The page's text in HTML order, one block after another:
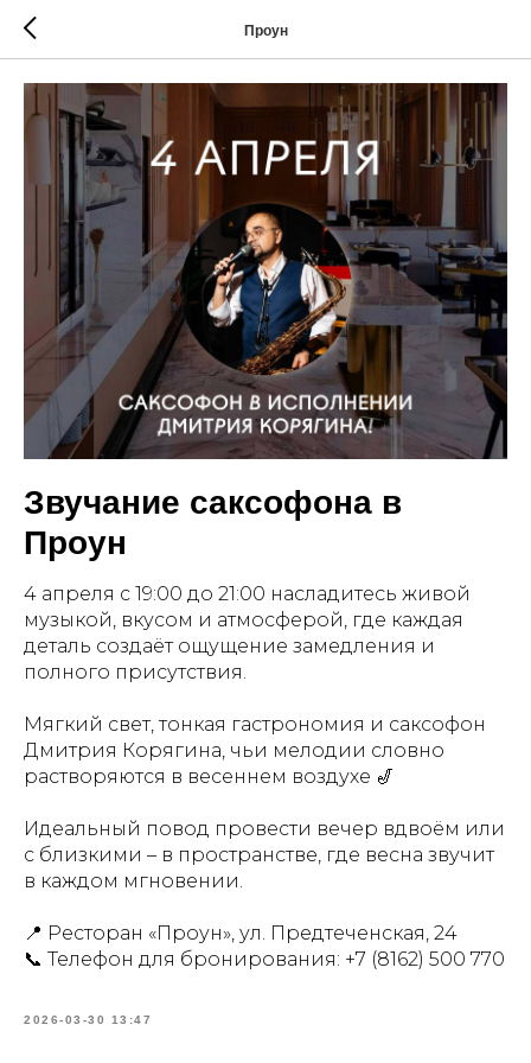
Проун
Звучание саксофона в
Проун
4 апреля с 19:00 до 21:00 насладитесь живой
музыкой, вкусом и атмосферой, где каждая
деталь создаёт ощущение замедления и
полного присутствия.
Мягкий свет, тонкая гастрономия и саксофон
Дмитрия Корягина, чьи мелодии словно
растворяются в весеннем воздухе 🎷
Идеальный повод провести вечер вдвоём или
с близкими – в пространстве, где весна звучит
в каждом мгновении.
📍 Ресторан «Проун», ул. Предтеченская, 24
📞 Телефон для бронирования: +7 (8162) 500 770
2026-03-30 13:47